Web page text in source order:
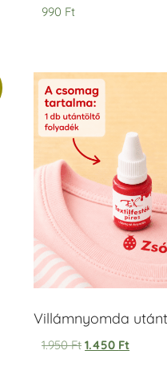
Értékelés:
5.00
990 Ft
Villámnyomda
1.950Ft 1.450 Ft